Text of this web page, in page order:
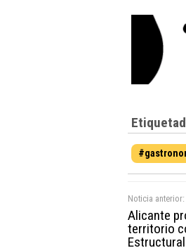
Noticia anterior:
Alicante
territorio
Estructural